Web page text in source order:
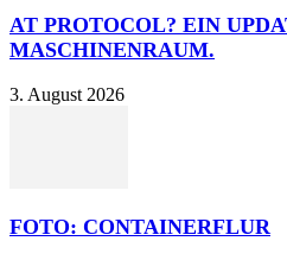
AT PROTOCOL? EIN
MASCHINENRAUM.
3. August 2026
FOTO: CONTAINERFLUR